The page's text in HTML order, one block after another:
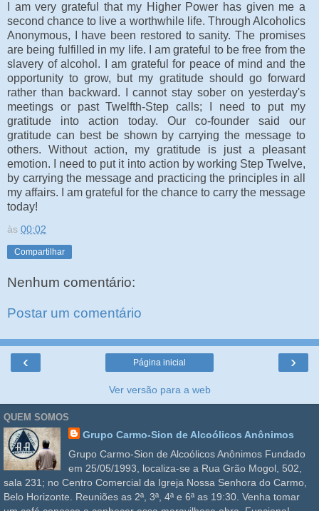
I am very grateful that my Higher Power has given me a
second chance to live a worthwhile life. Through Alcoholics
Anonymous, I have been restored to sanity. The promises
are being fulfilled in my life. I am grateful to be free from the
slavery of alcohol. I am grateful for peace of mind and the
opportunity to grow, but my gratitude should go forward
rather than backward. I cannot stay sober on yesterday's
meetings or past Twelfth-Step calls; I need to put my
gratitude into action today. Our co-founder said our
gratitude can best be shown by carrying the message to
others. Without action, my gratitude is just a pleasant
emotion. I need to put it into action by working Step Twelve,
by carrying the message and practicing the principles in all
my affairs. I am grateful for the chance to carry the message
today!
às 00:02
Compartilhar
Nenhum comentário:
Postar um comentário
‹ ›
Página inicial
Ver versão para a web
QUEM SOMOS
Grupo Carmo-Sion de Alcoólicos Anônimos
Grupo Carmo-Sion de Alcoólicos Anônimos Fundado
em 25/05/1993, localiza-se a Rua Grão Mogol, 502,
sala 231; no Centro Comercial da Igreja Nossa Senhora do Carmo,
Belo Horizonte. Reuniões as 2ª, 3ª, 4ª e 6ª as 19:30. Venha tomar